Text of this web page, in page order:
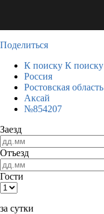
Поделиться
К поиску К поиску
Россия
Ростовская область
Аксай
№854207
Заезд
Отъезд
Гости
за сутки